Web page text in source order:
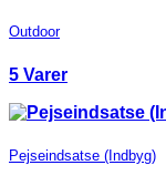
Outdoor
5 Varer
Pejseindsatse (Indbyg)